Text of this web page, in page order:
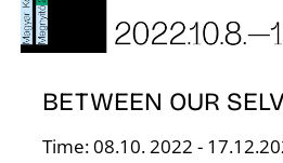
BETWEEN OUR
Time: 08.10. 2022 -